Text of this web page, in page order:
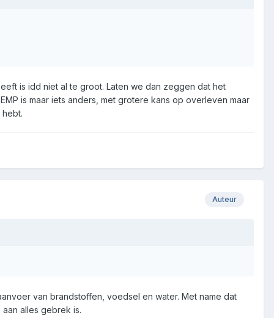
is idd niet al te groot. Laten we dan zeggen dat het
is maar iets anders, met grotere kans op overleven maar
Auteur
van brandstoffen, voedsel en water. Met name dat
alles gebrek is.